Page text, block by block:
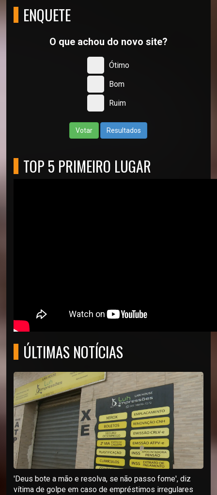
ENQUETE
O que achou do novo site?
Ótimo
Bom
Ruim
Votar Resultados
TOP 5 PRIMEIRO LUGAR
ÚLTIMAS NOTÍCIAS
'Deus bote a mão e resolva, se não passo fome', diz
vítima de golpe em caso de empréstimos irregulares